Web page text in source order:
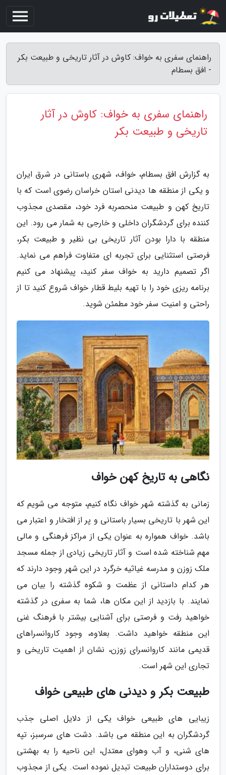
راهنمای سفری به خواف: کاوش در آثار تاریخی و طبیعت بکر
- افق بسطام
راهنمای سفری به خواف: کاوش در آثار
تاریخی و طبیعت بکر
به گزارش افق بسطام، خواف، شهری باستانی در شرق ایران
و یکی از منطقه ها دیدنی استان خراسان رضوی است که با
تاریخ کهن و طبیعت منحصربه فرد خود، مقصدی مجذوب
کننده برای گردشگران داخلی و خارجی به شمار می رود. این
منطقه با دارا بودن آثار تاریخی بی نظیر و طبیعت بکر،
فرصتی استثنایی برای تجربه ای متفاوت فراهم می نماید.
اگر تصمیم دارید به خواف سفر کنید، پیشنهاد می کنیم
برنامه ریزی خود را با تهیه بلیط قطار خواف شروع کنید تا از
راحتی و امنیت سفر خود مطمئن شوید.
نگاهی به تاریخ کهن خواف
زمانی به گذشته شهر خواف نگاه کنیم، متوجه می شویم که
این شهر با تاریخی بسیار باستانی و پر از افتخار و اعتبار می
باشد. خواف همواره به عنوان یکی از مراکز فرهنگی و مالی
مهم شناخته شده است و آثار تاریخی زیادی از جمله مسجد
ملک زوزن و مدرسه غیاثیه خرگرد در این شهر وجود دارند که
هر کدام داستانی از عظمت و شکوه گذشته را بیان می
نمایند. با بازدید از این مکان ها، شما به سفری در گذشته
خواهید رفت و فرصتی برای آشنایی بیشتر با فرهنگ غنی
این منطقه خواهید داشت. بعلاوه، وجود کاروانسراهای
قدیمی مانند کاروانسرای زوزن، نشان از اهمیت تاریخی و
تجاری این شهر است.
طبیعت بکر و دیدنی های طبیعی خواف
زیبایی های طبیعی خواف یکی از دلایل اصلی جذب
گردشگران به این منطقه می باشد. دشت های سرسبز، تپه
های شنی، و آب وهوای معتدل، این ناحیه را به بهشتی
برای دوستداران طبیعت تبدیل نموده است. یکی از مجذوب